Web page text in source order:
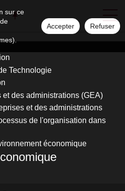
sur ce
Accepter Refuser
Technologie
des administrations (GEA)
et des administrations
de l'organisation dans
économique